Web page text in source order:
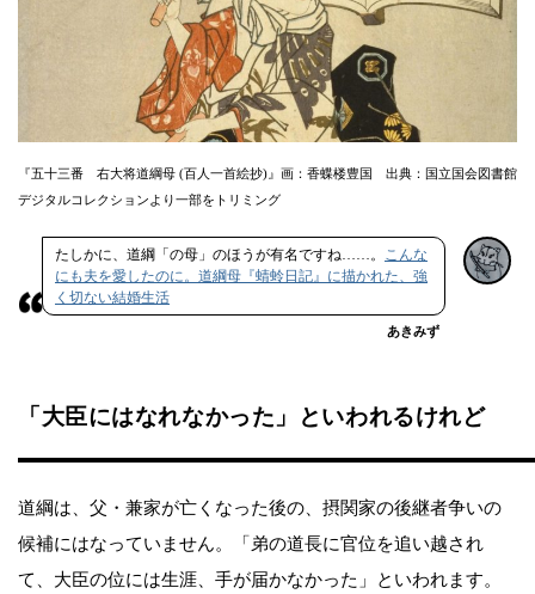
『五十三番 右大将道綱母 (百人一首絵抄)』画：香蝶楼豊国 出典：国立国会図書館
デジタルコレクションより一部をトリミング
たしかに、道綱「の母」のほうが有名ですね……。 こんな
にも夫を愛したのに。道綱母『蜻蛉日記』に描かれた、強
く切ない結婚生活
あきみず
「大臣にはなれなかった」といわれるけれど
道綱は、父・兼家が亡くなった後の、摂関家の後継者争いの
候補にはなっていません。「弟の道長に官位を追い越され
て、大臣の位には生涯、手が届かなかった」といわれます。